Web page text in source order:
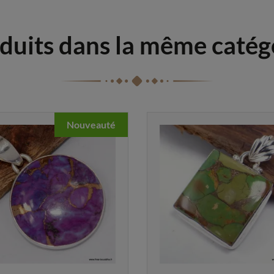
dans la même
Nouveauté